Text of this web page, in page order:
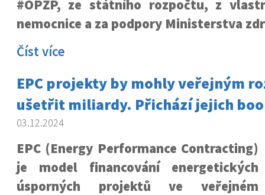
#OPŽP, ze státního rozpočtu, z
nemocnice a za podpory Ministerstva
Číst více
EPC projekty by mohly veřejným
ušetřit miliardy. Přichází jejich
03.12.2024
EPC (Energy Performance Contracting)
je model financování energetických
úsporných projektů ve veřejném